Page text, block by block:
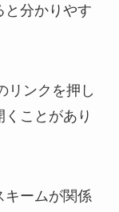
と分かりやす
リンクを押し
ことがあり
キームが関係